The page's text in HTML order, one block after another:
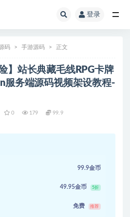
登录
码 手游源码 正文
】站长典藏毛线RPG卡牌
服务端源码视频架设教程-
0 179 99.9
99.9金币
49.95金币 5折
免费 推荐